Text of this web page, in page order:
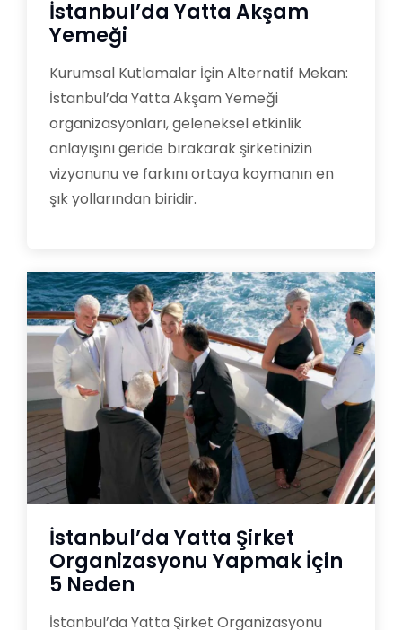
İstanbul’da Yatta Akşam
Yemeği
Kurumsal Kutlamalar İçin Alternatif Mekan:
İstanbul’da Yatta Akşam Yemeği
organizasyonları, geleneksel etkinlik
anlayışını geride bırakarak şirketinizin
vizyonunu ve farkını ortaya koymanın en
şık yollarından biridir.
İstanbul’da Yatta Şirket
Organizasyonu Yapmak İçin
5 Neden
İstanbul’da Yatta Şirket Organizasyonu